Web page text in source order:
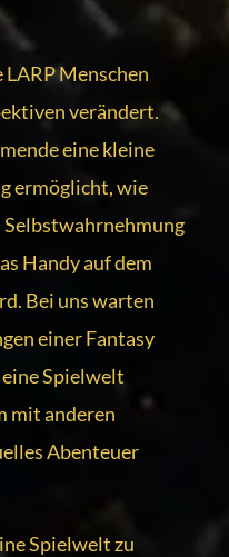
LARP Menschen
verändert.
eine kleine
ermöglicht, wie
Handy auf dem
Bei uns warten
einer Fantasy
Spielwelt
mit anderen
Abenteuer
Spielwelt zu